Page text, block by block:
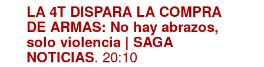
LA 4T DISPARA LA COMPRA
DE ARMAS: No hay abrazos,
solo violencia | SAGA
NOTICIAS. 20:10